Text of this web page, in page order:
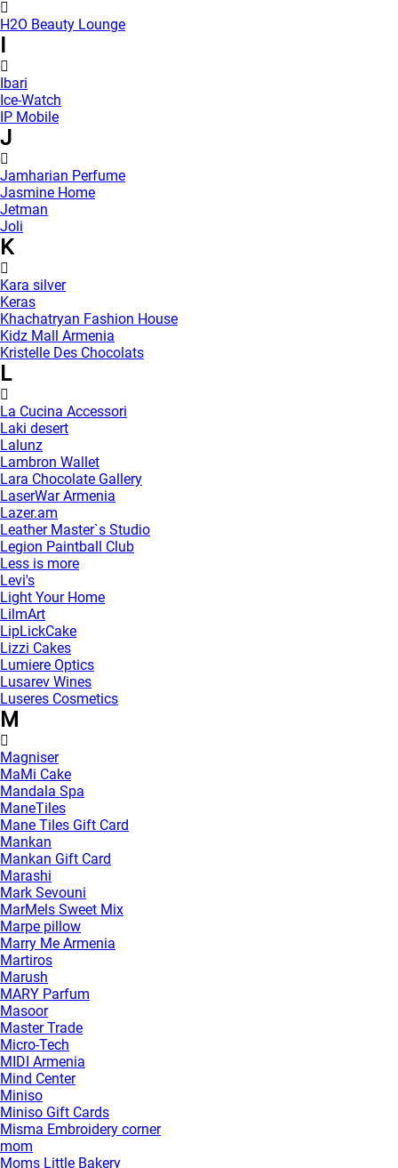
H2O Beauty Lounge
Ibari
Ice-Watch
IP Mobile
J
Jamharian Perfume
Jasmine Home
Jetman
Joli
K
Kara silver
Keras
Khachatryan Fashion House
Kidz Mall Armenia
Kristelle Des Chocolats
L
La Cucina Accessori
Laki desert
Lalunz
Lambron Wallet
Lara Chocolate Gallery
LaserWar Armenia
Lazer.am
Leather Master`s Studio
Legion Paintball Club
Less is more
Levi's
Light Your Home
LilmArt
LipLickCake
Lizzi Cakes
Lumiere Optics
Lusarev Wines
Luseres Cosmetics
M
Magniser
MaMi Cake
Mandala Spa
ManeTiles
Mane Tiles Gift Card
Mankan
Mankan Gift Card
Marashi
Mark Sevouni
MarMels Sweet Mix
Marpe pillow
Marry Me Armenia
Martiros
Marush
MARY Parfum
Masoor
Master Trade
Micro-Tech
MIDI Armenia
Mind Center
Miniso
Miniso Gift Cards
Misma Embroidery corner
mom
Moms Little Bakery